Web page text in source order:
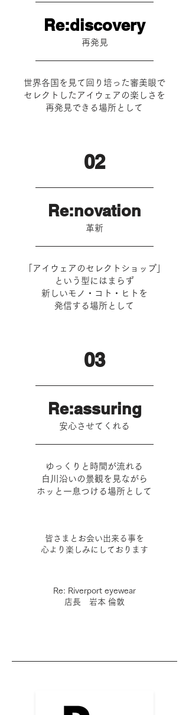
Re:discovery
再発見
世界各国を見て回り培った審美眼で
セレクトしたアイウェアの楽しさを
再発見できる場所として
02
Re:novation
革新
「アイウェアのセレクトショップ」
という型にはまらず
新しいモノ・コト・ヒトを
発信する場所として
03
Re:assuring
安心させてくれる
ゆっくりと時間が流れる
白川沿いの景観を見ながら
ホッと一息つける場所として
皆さまとお会い出来る事を
心より楽しみにしております
​Re: Riverport eyewear
店長 岩本 倫敦